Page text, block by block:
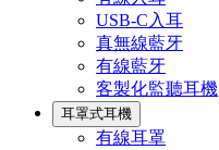
USB-C入耳
真無線藍牙
有線藍牙
客製化監聽耳機
耳罩式耳機
有線耳罩